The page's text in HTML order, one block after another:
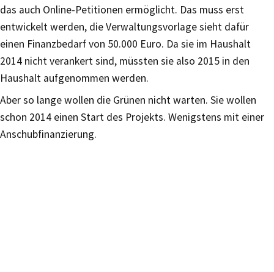
das auch Online-Petitionen ermöglicht. Das muss erst
entwickelt werden, die Verwaltungsvorlage sieht dafür
einen Finanzbedarf von 50.000 Euro. Da sie im Haushalt
2014 nicht verankert sind, müssten sie also 2015 in den
Haushalt aufgenommen werden.
Aber so lange wollen die Grünen nicht warten. Sie wollen
schon 2014 einen Start des Projekts. Wenigstens mit einer
Anschubfinanzierung.